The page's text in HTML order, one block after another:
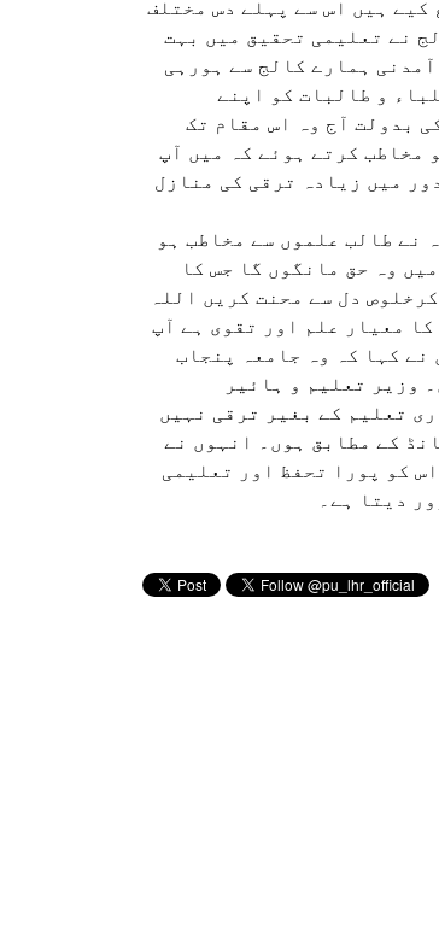
کیے ہیں اس سے پہلے دس مختلف
نے تعلیمی تحقیق میں بہت
ہمارے کالج سے ہورہی
و طالبات کو اپنے
بدولت آج وہ اس مقام تک
مخاطب کرتے ہوئے کہ میں آپ
میں زیادہ ترقی کی منازل
نے طالب علموں سے مخاطب ہو
وہ حق مانگوں گا جس کا
دل سے محنت کریں اللہ
معیار علم اور تقوی ہے آپ
نے کہا کہ وہ جامعہ پنجاب
وزیر تعلیم و ہائیر
تعلیم کے بغیر ترقی نہیں
کے مطابق ہوں۔ انہوں نے
کو پورا تحفظ اور تعلیمی
دیتا ہے۔